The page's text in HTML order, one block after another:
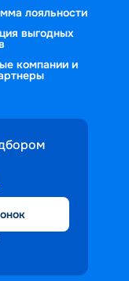
лояльности
выгодных
компании и